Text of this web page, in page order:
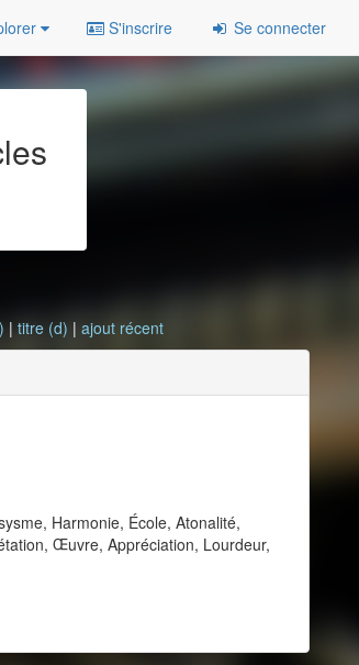
S'inscrire Se connecter
|titre (d) |ajout récent
Harmonie, École, Atonalité,
Œuvre, Appréciation, Lourdeur,